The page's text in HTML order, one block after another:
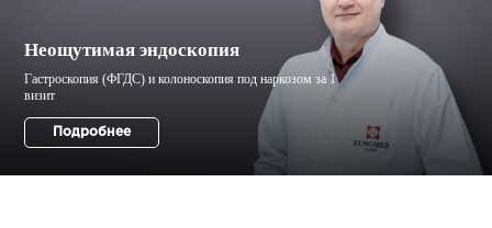
Неощутимая эндоскопия